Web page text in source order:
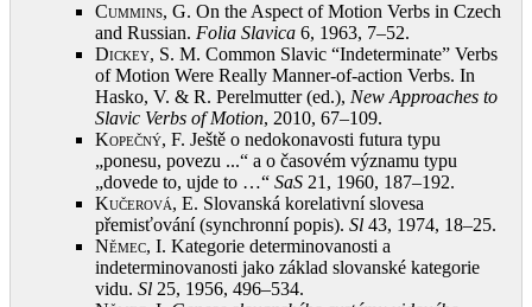
Cummins, G. On the Aspect of Motion Verbs in Czech
and Russian. Folia Slavica 6, 1963, 7–52.
Dickey, S. M. Common Slavic “Indeterminate” Verbs
of Motion Were Really Manner-of-action Verbs. In
Hasko, V. & R. Perelmutter (ed.), New Approaches to
Slavic Verbs of Motion, 2010, 67–109.
Kopečný, F. Ještě o nedokonavosti futura typu
„ponesu, povezu ...“ a o časovém významu typu
„dovede to, ujde to …“ SaS 21, 1960, 187–192.
Kučerová, E. Slovanská korelativní slovesa
přemisťování (synchronní popis). Sl 43, 1974, 18–25.
Němec, I. Kategorie determinovanosti a
indeterminovanosti jako základ slovanské kategorie
vidu. Sl 25, 1956, 496–534.